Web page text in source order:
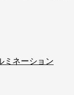
ミネーション